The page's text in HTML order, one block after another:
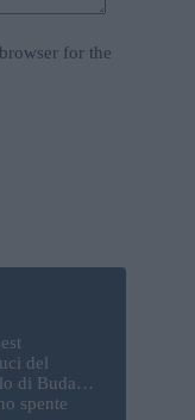
for the
del
di Buda e
spente